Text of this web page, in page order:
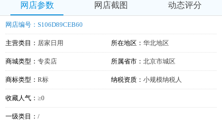
网店参数 网店截图 动态评分
网店编号：S106D89CEB60
主营类目： 居家日用 所在地区： 华北地区
商城类型：专卖店 所属省市： 北京市城区
商标类型：R标 纳税资质： 小规模纳税人
收藏人气：≥0
一级类目：/